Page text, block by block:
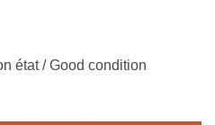
état / Good condition